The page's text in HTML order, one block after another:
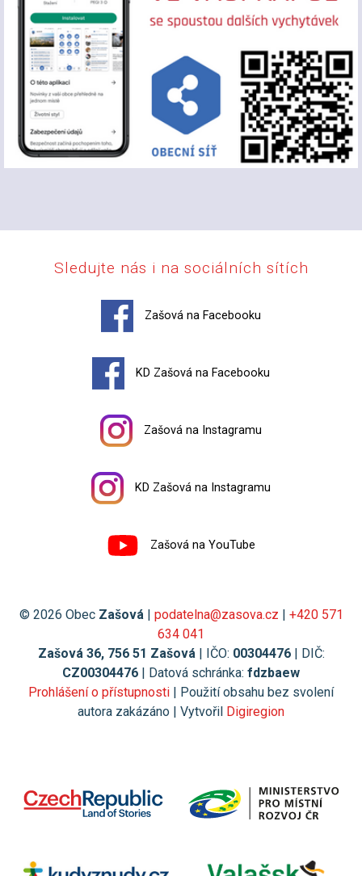
Sledujte nás i na sociálních sítích
Zašová na Facebooku
KD Zašová na Facebooku
Zašová na Instagramu
KD Zašová na Instagramu
Zašová na YouTube
© 2026 Obec Zašová | podatelna@zasova.cz | +420 571
634 041
Zašová 36, 756 51 Zašová | IČO: 00304476| DIČ:
CZ00304476 | Datová schránka: fdzbaew
Prohlášení o přístupnosti | Použití obsahu bez svolení
autora zakázáno | Vytvořil Digiregion